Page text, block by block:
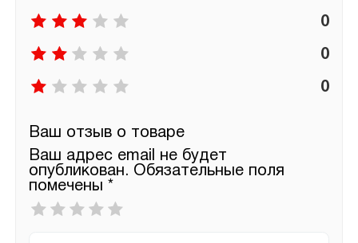
0
0
0
Ваш отзыв о товаре
Ваш адрес email не будет
опубликован. Обязательные поля
помечены *
Ваша
оценка